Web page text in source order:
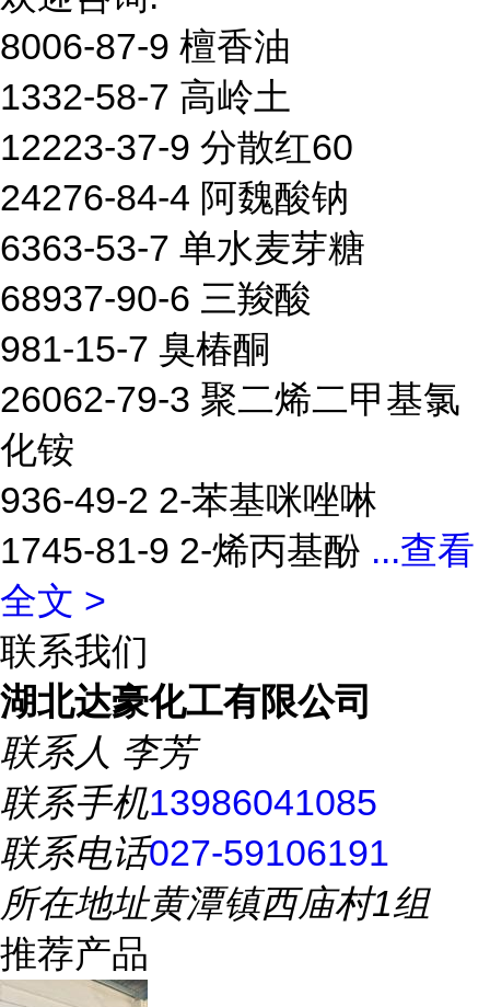
8006-87-9 檀香油
1332-58-7 高岭土
12223-37-9 分散红60
24276-84-4 阿魏酸钠
6363-53-7 单水麦芽糖
68937-90-6 三羧酸
981-15-7 臭椿酮
26062-79-3 聚二烯二甲基氯
化铵
936-49-2 2-苯基咪唑啉
1745-81-9 2-烯丙基酚 ...查看
全文 >
联系我们
湖北达豪化工有限公司
联系人 李芳
联系手机13986041085
联系电话027-59106191
所在地址黄潭镇西庙村1组
推荐产品